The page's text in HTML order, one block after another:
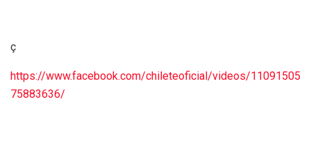
ç
https://www.facebook.com/chileteoficial/videos/11091505
75883636/